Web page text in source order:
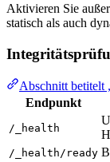
Aktivieren Sie
statisch als auch
Abschnitt betitelt
Endpunkt
/_health
/_health/ready